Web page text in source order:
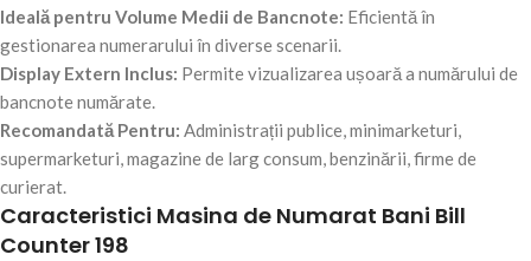
Ideală pentru Volume Medii de Bancnote: Eficientă în
gestionarea numerarului în diverse scenarii.
Display Extern Inclus: Permite vizualizarea ușoară a numărului de
bancnote numărate.
Recomandată Pentru: Administrații publice, minimarketuri,
supermarketuri, magazine de larg consum, benzinării, firme de
curierat.
Caracteristici Masina de Numarat Bani Bill
Counter 198